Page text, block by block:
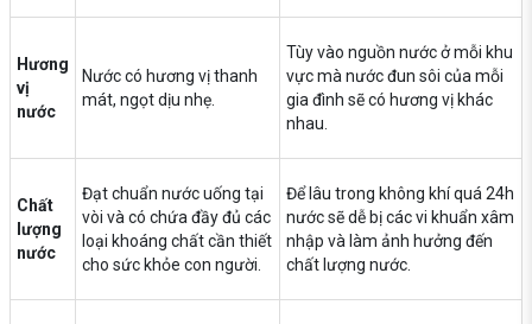
Hương
vị
nước
Nước có hương vị thanh
mát, ngọt dịu nhẹ.
Tùy vào nguồn nước ở mỗi khu
vực mà nước đun sôi của mỗi
gia đình sẽ có hương vị khác
nhau.
Chất
lượng
nước
Đạt chuẩn nước uống tại
vòi và có chứa đầy đủ các
loại khoáng chất cần thiết
cho sức khỏe con người.
Để lâu trong không khí quá 24h
nước sẽ dễ bị các vi khuẩn xâm
nhập và làm ảnh hưởng đến
chất lượng nước.